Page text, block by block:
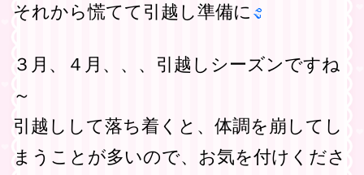
それから慌てて引越し準備に
３月、４月、、、引越しシーズンですね
～
引越しして落ち着くと、体調を崩してし
まうことが多いので、お気を付けくださ